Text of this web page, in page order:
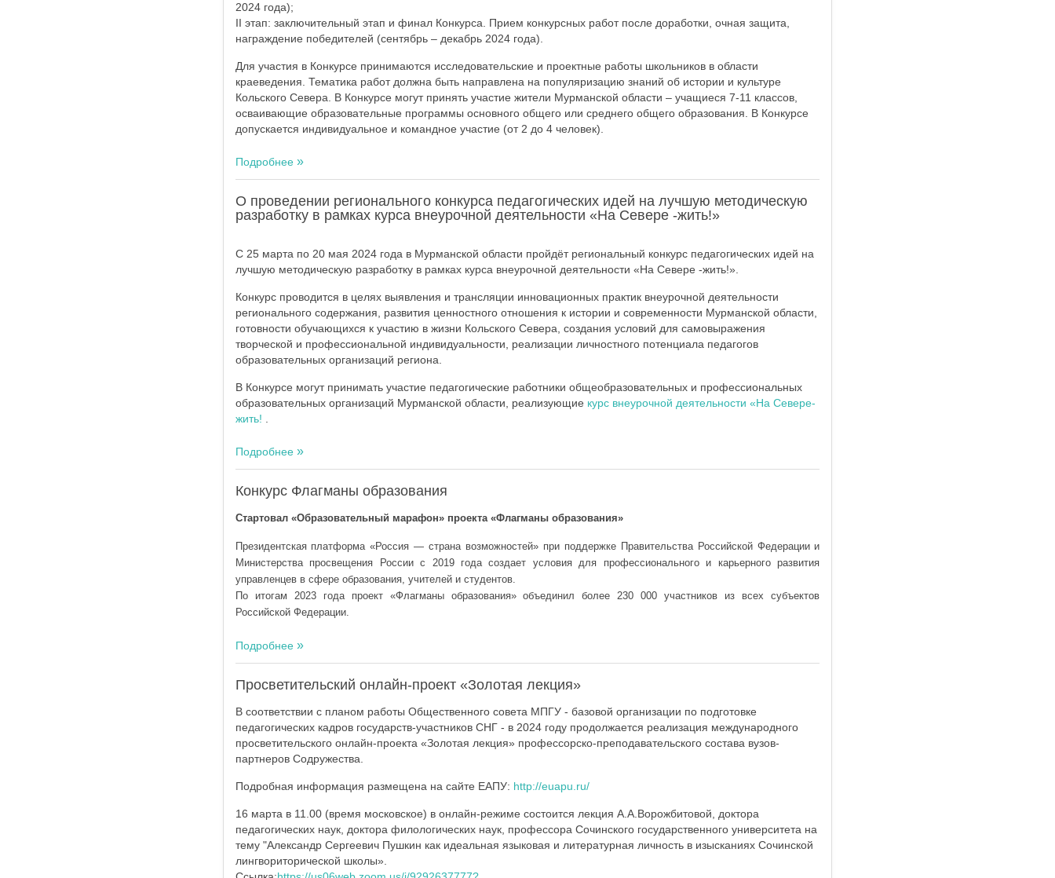
2024 года);
II этап: заключительный этап и финал Конкурса. Прием конкурсных работ после доработки, очная защита,
награждение победителей (сентябрь – декабрь 2024 года).
Для участия в Конкурсе принимаются исследовательские и проектные работы школьников в области
краеведения. Тематика работ должна быть направлена на популяризацию знаний об истории и культуре
Кольского Севера. В Конкурсе могут принять участие жители Мурманской области – учащиеся 7-11 классов,
осваивающие образовательные программы основного общего или среднего общего образования. В Конкурсе
допускается индивидуальное и командное участие (от 2 до 4 человек).
Подробнее
О проведении регионального конкурса педагогических идей на лучшую методическую
разработку в рамках курса внеурочной деятельности «На Севере -жить!»
С 25 марта по 20 мая 2024 года в Мурманской области пройдёт региональный конкурс педагогических идей на
лучшую методическую разработку в рамках курса внеурочной деятельности «На Севере -жить!».
Конкурс проводится в целях выявления и трансляции инновационных практик внеурочной деятельности
регионального содержания, развития ценностного отношения к истории и современности Мурманской области,
готовности обучающихся к участию в жизни Кольского Севера, создания условий для самовыражения
творческой и профессиональной индивидуальности, реализации личностного потенциала педагогов
образовательных организаций региона.
В Конкурсе могут принимать участие педагогические работники общеобразовательных и профессиональных
образовательных организаций Мурманской области, реализующие курс внеурочной деятельности «На Севере-
жить!
Подробнее
Конкурс Флагманы образования
Стартовал «Образовательный марафон» проекта «Флагманы образования»
Президентская платформа «Россия — страна возможностей» при поддержке Правительства Российской Федерации и
Министерства просвещения России с 2019 года создает условия для профессионального и карьерного развития
управленцев в сфере образования, учителей и студентов.
По итогам 2023 года проект «Флагманы образования» объединил более 230 000 участников из всех субъектов
Российской Федерации.
Подробнее
Просветительский онлайн-проект «Золотая лекция»
В соответствии с планом работы Общественного совета МПГУ - базовой организации по подготовке
педагогических кадров государств-участников СНГ - в 2024 году продолжается реализация международного
просветительского онлайн-проекта «Золотая лекция» профессорско-преподавательского состава вузов-
партнеров Содружества.
Подробная информация размещена на сайте ЕАПУ: http://euapu.ru/
16 марта в 11.00 (время московское) в онлайн-режиме состоится лекция А.А.Ворожбитовой, доктора
педагогических наук, доктора филологических наук, профессора Сочинского государственного университета на
тему "Александр Сергеевич Пушкин как идеальная языковая и литературная личность в изысканиях Сочинской
лингвориторической школы».